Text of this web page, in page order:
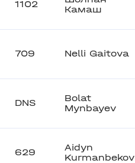
1102
Камаш
709 Nelli Gaitova
DNS
Bolat
Mynbayev
629
Aidyn
Kurmanbekov